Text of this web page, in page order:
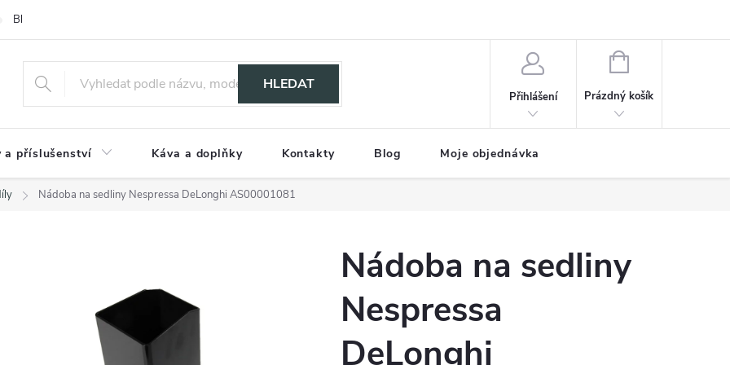
Blog
HLEDAT
Přihlášení
NÁKUPNÍ
Prázdný košík
a příslušenství Káva a doplňky Kontakty Blog Moje objednávka
Nádoba na sedliny Nespressa DeLonghi AS00001081
Nádoba na sedliny
Nespressa
DeLonghi